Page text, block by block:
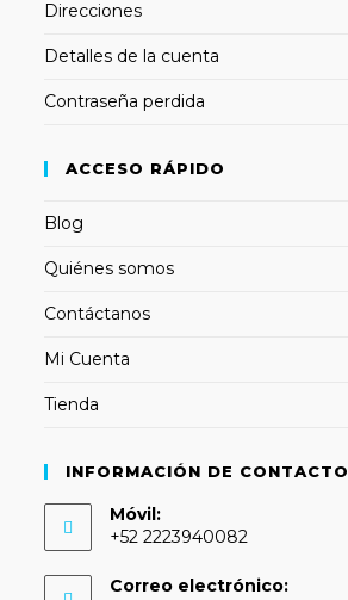
Direcciones
Detalles de la cuenta
Contraseña perdida
ACCESO RÁPIDO
Blog
Quiénes somos
Contáctanos
Mi Cuenta
Tienda
INFORMACIÓN DE CONTACTO
Móvil:
+52 2223940082
Correo electrónico: